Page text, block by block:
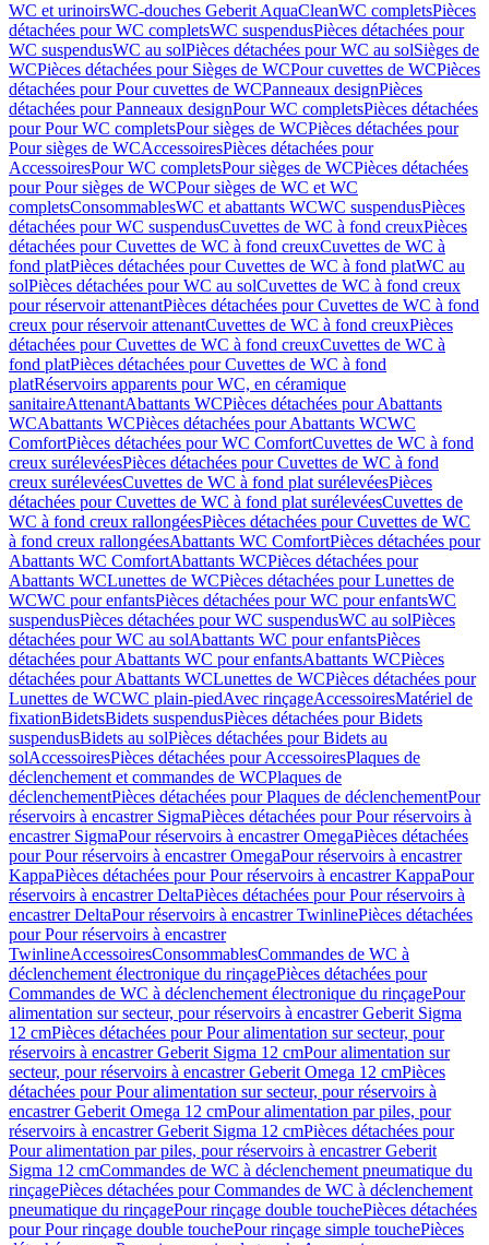
WC et urinoirsWC-douches Geberit AquaCleanWC completsPièces
détachées pour WC completsWC suspendusPièces détachées pour
WC suspendusWC au solPièces détachées pour WC au solSièges de
WCPièces détachées pour Sièges de WCPour cuvettes de WCPièces
détachées pour Pour cuvettes de WCPanneaux designPièces
détachées pour Panneaux designPour WC completsPièces détachées
pour Pour WC completsPour sièges de WCPièces détachées pour
Pour sièges de WCAccessoiresPièces détachées pour
AccessoiresPour WC completsPour sièges de WCPièces détachées
pour Pour sièges de WCPour sièges de WC et WC
completsConsommablesWC et abattants WCWC suspendusPièces
détachées pour WC suspendusCuvettes de WC à fond creuxPièces
détachées pour Cuvettes de WC à fond creuxCuvettes de WC à
fond platPièces détachées pour Cuvettes de WC à fond platWC au
solPièces détachées pour WC au solCuvettes de WC à fond creux
pour réservoir attenantPièces détachées pour Cuvettes de WC à fond
creux pour réservoir attenantCuvettes de WC à fond creuxPièces
détachées pour Cuvettes de WC à fond creuxCuvettes de WC à
fond platPièces détachées pour Cuvettes de WC à fond
platRéservoirs apparents pour WC, en céramique
sanitaireAttenantAbattants WCPièces détachées pour Abattants
WCAbattants WCPièces détachées pour Abattants WCWC
ComfortPièces détachées pour WC ComfortCuvettes de WC à fond
creux surélevéesPièces détachées pour Cuvettes de WC à fond
creux surélevéesCuvettes de WC à fond plat surélevéesPièces
détachées pour Cuvettes de WC à fond plat surélevéesCuvettes de
WC à fond creux rallongéesPièces détachées pour Cuvettes de WC
à fond creux rallongéesAbattants WC ComfortPièces détachées pour
Abattants WC ComfortAbattants WCPièces détachées pour
Abattants WCLunettes de WCPièces détachées pour Lunettes de
WCWC pour enfantsPièces détachées pour WC pour enfantsWC
suspendusPièces détachées pour WC suspendusWC au solPièces
détachées pour WC au solAbattants WC pour enfantsPièces
détachées pour Abattants WC pour enfantsAbattants WCPièces
détachées pour Abattants WCLunettes de WCPièces détachées pour
Lunettes de WCWC plain-piedAvec rinçageAccessoiresMatériel de
fixationBidetsBidets suspendusPièces détachées pour Bidets
suspendusBidets au solPièces détachées pour Bidets au
solAccessoiresPièces détachées pour AccessoiresPlaques de
déclenchement et commandes de WCPlaques de
déclenchementPièces détachées pour Plaques de déclenchementPour
réservoirs à encastrer SigmaPièces détachées pour Pour réservoirs à
encastrer SigmaPour réservoirs à encastrer OmegaPièces détachées
pour Pour réservoirs à encastrer OmegaPour réservoirs à encastrer
KappaPièces détachées pour Pour réservoirs à encastrer KappaPour
réservoirs à encastrer DeltaPièces détachées pour Pour réservoirs à
encastrer DeltaPour réservoirs à encastrer TwinlinePièces détachées
pour Pour réservoirs à encastrer
TwinlineAccessoiresConsommablesCommandes de WC à
déclenchement électronique du rinçagePièces détachées pour
Commandes de WC à déclenchement électronique du rinçagePour
alimentation sur secteur, pour réservoirs à encastrer Geberit Sigma
12 cmPièces détachées pour Pour alimentation sur secteur, pour
réservoirs à encastrer Geberit Sigma 12 cmPour alimentation sur
secteur, pour réservoirs à encastrer Geberit Omega 12 cmPièces
détachées pour Pour alimentation sur secteur, pour réservoirs à
encastrer Geberit Omega 12 cmPour alimentation par piles, pour
réservoirs à encastrer Geberit Sigma 12 cmPièces détachées pour
Pour alimentation par piles, pour réservoirs à encastrer Geberit
Sigma 12 cmCommandes de WC à déclenchement pneumatique du
rinçagePièces détachées pour Commandes de WC à déclenchement
pneumatique du rinçagePour rinçage double touchePièces détachées
pour Pour rinçage double touchePour rinçage simple touchePièces